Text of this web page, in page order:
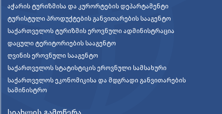
აჭარის ტურიზმისა და კურორტების დეპარტამენტი
ტურისტული პროდუქტების განვითარების სააგენტო
საქართველოს ტურიზმის ეროვნული ადმინისტრაცია
დაცული ტერიტორიების სააგენტო
ღვინის ეროვნული სააგენტო
საქართველოს სტატისტიკის ეროვნული სამსახური
საქართველოს ეკონომიკისა და მდგრადი განვითარების
სამინისტრო